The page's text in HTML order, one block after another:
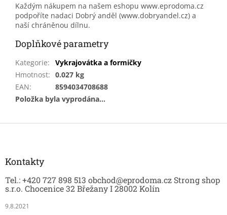
Každým nákupem na našem eshopu www.eprodoma.cz
podpoříte nadaci Dobrý anděl (www.dobryandel.cz) a
naší chráněnou dílnu.
Doplňkové parametry
Kategorie:
Vykrajovátka a formičky
Hmotnost: 0.027 kg
EAN:
8594034708688
Položka byla vyprodána…
Z
Kontakty
Tel.: +420 727 898 513 obchod@eprodoma.cz Strong shop
s.r.o. Chocenice 32 Břežany I 28002 Kolín
9.8.2021